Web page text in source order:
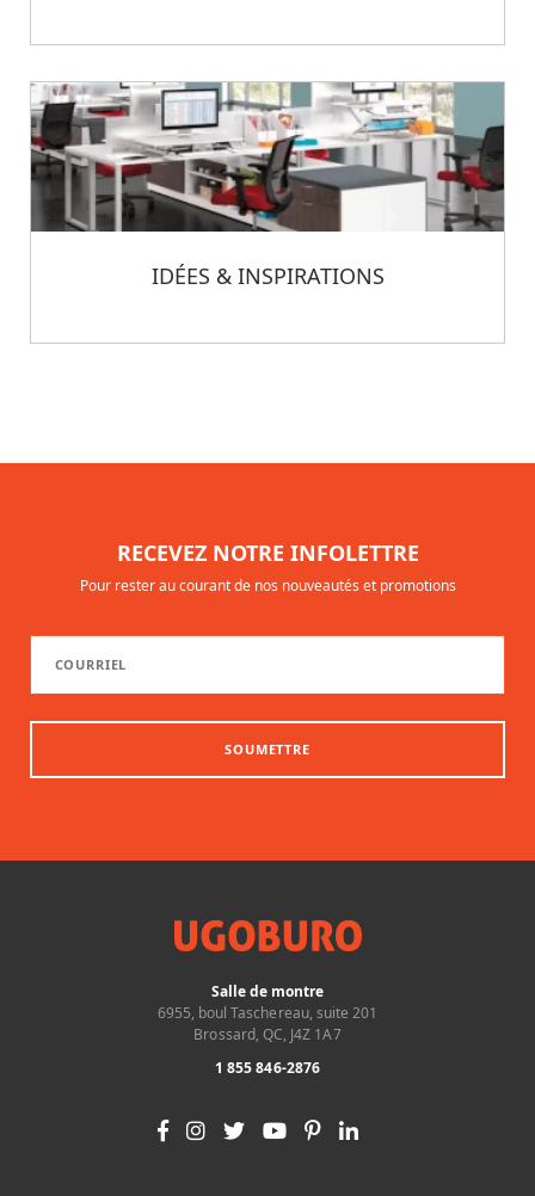
IDÉES & INSPIRATIONS
RECEVEZ NOTRE INFOLETTRE
Pour rester au courant de nos nouveautés et promotions
SOUMETTRE
Salle de montre
6955, boul Taschereau, suite 201
Brossard, QC, J4Z 1A7
1 855 846-2876